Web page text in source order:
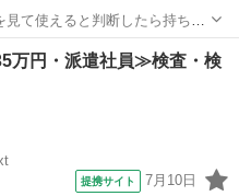
て使えると判断したら持ち帰
他 塗料
万円・派遣社員≫検査・検
提携サイト 7月10日